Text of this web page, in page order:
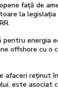
față de
la legislația
pentru energia
offshore cu o
afaceri reținut
este asociat